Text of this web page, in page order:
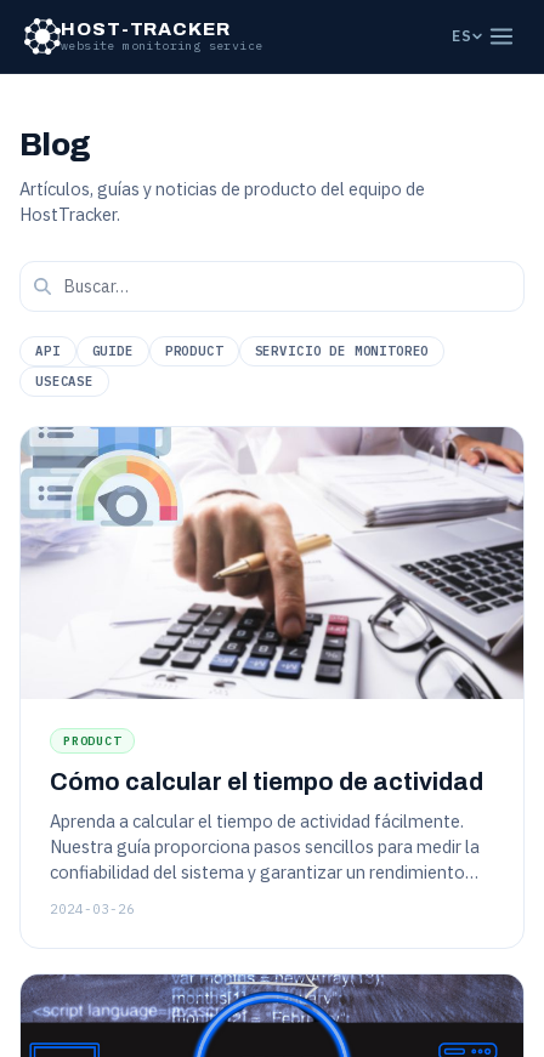
HOST-TRACKER
website monitoring service
ES
Blog
Artículos, guías y noticias de producto del equipo de
HostTracker.
API GUIDE PRODUCT
SERVICIO DE MONITOREO
USECASE
PRODUCT
Cómo calcular el tiempo de actividad
Aprenda a calcular el tiempo de actividad fácilmente.
Nuestra guía proporciona pasos sencillos para medir la
confiabilidad del sistema y garantizar un rendimiento
2024-03-26